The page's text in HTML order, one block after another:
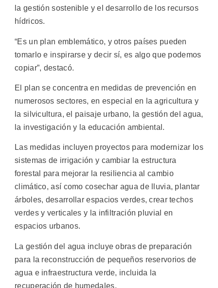
la gestión sostenible y el desarrollo de los recursos
hídricos.
“Es un plan emblemático, y otros países pueden
tomarlo e inspirarse y decir sí, es algo que podemos
copiar”, destacó.
El plan se concentra en medidas de prevención en
numerosos sectores, en especial en la agricultura y
la silvicultura, el paisaje urbano, la gestión del agua,
la investigación y la educación ambiental.
Las medidas incluyen proyectos para modernizar los
sistemas de irrigación y cambiar la estructura
forestal para mejorar la resiliencia al cambio
climático, así como cosechar agua de lluvia, plantar
árboles, desarrollar espacios verdes, crear techos
verdes y verticales y la infiltración pluvial en
espacios urbanos.
La gestión del agua incluye obras de preparación
para la reconstrucción de pequeños reservorios de
agua e infraestructura verde, incluida la
recuperación de humedales.